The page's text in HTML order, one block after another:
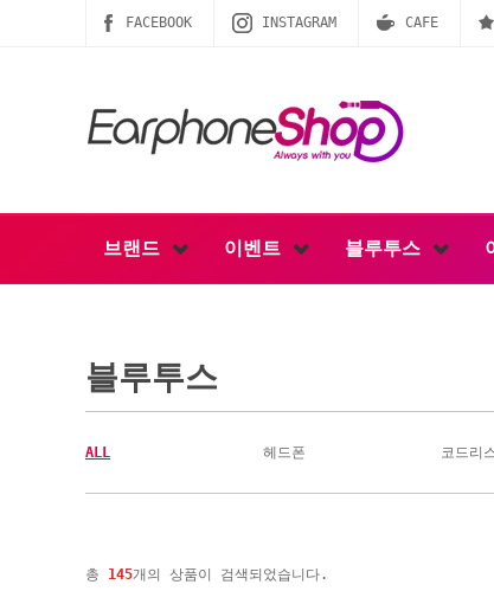
FACEBOOK INSTAGRAM CAFE
브랜드 이벤트 블루투스
블루투스
ALL 헤드폰 코드리
총 145개의 상품이 검색되었습니다.